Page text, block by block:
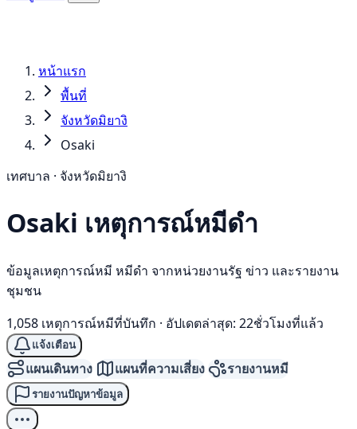
หน้าแรก
พื้นที่
จังหวัดมิยางิ
Osaki
เทศบาล · จังหวัดมิยางิ
Osaki เหตุการณ์หมีดำ
ข้อมูลเหตุการณ์หมี หมีดำ จากหน่วยงานรัฐ ข่าว และรายงาน
ชุมชน
1,058 เหตุการณ์หมีที่บันทึก · อัปเดตล่าสุด: 22ชั่วโมงที่แล้ว
แจ้งเตือน
แผนเดินทาง แผนที่ความเสี่ยง รายงานหมี
รายงานปัญหาข้อมูล